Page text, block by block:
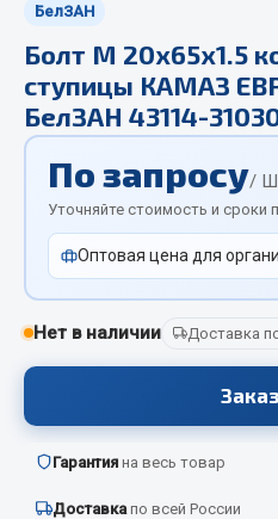
Весь раздел
Отопители салона,
Жидкостные подогреватели
Отопители салона
Подогреватели тосола
Весь раздел
Автозвук
Автокаталоги
Аксессуары автомобильные
БелЗАН
Болт М 20х65х1.5
ступицы КАМАЗ
БелЗАН 43114-
По запросу/
Уточняйте стоимость и сроки
Оптовая цена для
Нет в наличии Доставка
Гарантия на весь товар
Доставка по всей России